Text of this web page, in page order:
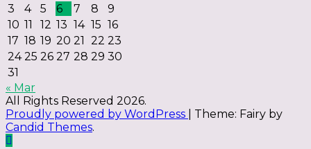
3
4 5 6 7 8
9
10 11 12 13 14 15 16
17 18 19 20 21 22 23
24 25 26 27 28 29 30
31
« Mar
All Rights Reserved 2026.
Proudly powered by WordPress
Theme: Fairy by
Candid Themes.